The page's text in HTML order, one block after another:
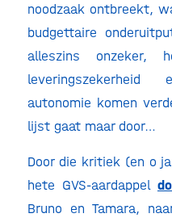
noodzaak ontbreekt,
budgettaire
alleszins onzeker,
autonomie komen
lijst gaat maar door…
Door die kritiek (en o
hete GVS-aardappel
Bruno en Tamara,